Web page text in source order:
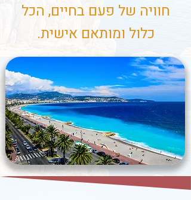
חוויה של פעם בחיים, הכל
כלול ומותאם אישית.